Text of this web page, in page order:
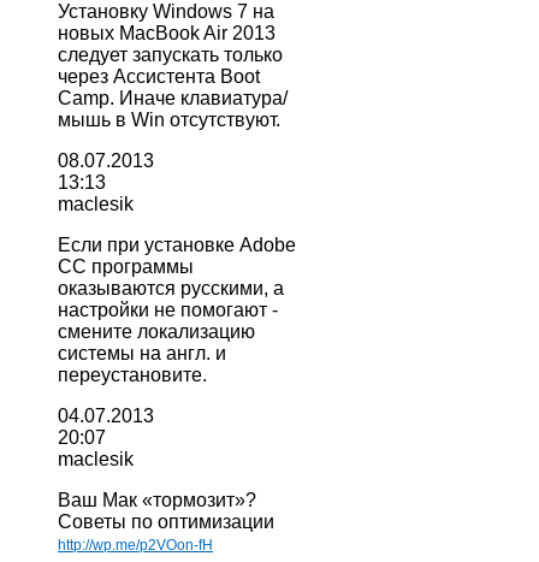
Установку Windows 7 на
новых MacBook Air 2013
следует запускать только
через Ассистента Boot
Camp. Иначе клавиатура/
мышь в Win отсутствуют.
08.07.2013
13:13
maclesik
Если при установке Adobe
CC программы
оказываются русскими, а
настройки не помогают -
смените локализацию
системы на англ. и
переустановите.
04.07.2013
20:07
maclesik
Ваш Мак «тормозит»?
Советы по оптимизации
http://wp.me/p2VOon-fH